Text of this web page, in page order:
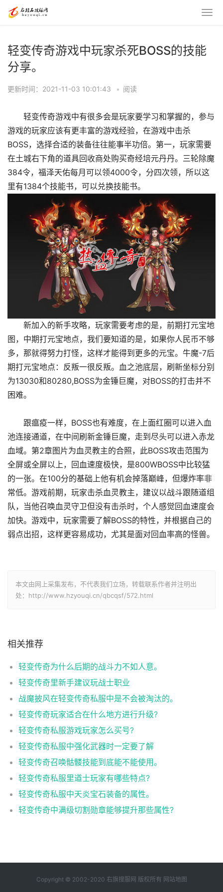
轻变传奇游戏中玩家杀死BOSS的技能
分享。
更新时间：2021-11-03 10:01:43 • 阅读
轻变传奇游戏中有很多会是玩家要学习和掌握的，参与
游戏的玩家应该有更丰富的游戏经验，在游戏中击杀
BOSS，选择合适的装备往往能事半功倍。第一，玩家需要
在土城右下角的道具回收商处购买奇经培元丹丹。三轮除魔
384令，福泽天佑每月可以领4000令，分四次领，所以这
里有1384个技能书，可以兑换技能书。
新加入的新手攻略，玩家需要考虑的是，前期打元宝地
图，中期打元宝地点，我们要知道的是，如果你人民币不够
多，那就得努力打怪，这样才能得到更多的元宝。牛魔-7后
期打元宝地点：反叛一很反叛。血之池底层，刷新坐标分别
为13030和80280,BOSS为金锤巨魔，对BOSS的打击并不
困难。
跟瘟疫一样，BOSS也有难度，在上面红圈可以进入血
池连接通道，在中间刷新金锤巨魔，走到尽头可以进入赤龙
血域。第2章图片为血灵教主的合照，此BOSS攻击范围为
全屏或全屏以上，回血速度极快，是800WBOSS中比较猛
的一张。在100分的基础上他有机会掉落巅峰，但爆炸率非
常低。游戏前期，玩家击杀血灵教主，建议以战斗跟随道组
队，当他召唤血灵守卫但没有击杀时，个人感觉回血速度会
加快。游戏中，玩家需要了解BOSS的特性，并根据自己的
弱点出招，这样更容易成功，尤其是面对回血率高的怪兽。
本文由网上采集发布，不代表我们立场，转载联系作者并注明出
处：http://www.hzyouqi.cn/qbcqsf/572.html
相关推荐
轻变传奇为什么后期的战斗力不如人意。
轻变传奇里新手建议玩战士职业
战魔披风在轻变传奇私服中是不会被淘汰的。
轻变传奇玩家适合在什么地方进行升级?
轻变传奇私服游戏玩家怎么买号?
轻变传奇私服中强化武器时一定要了解
轻变传奇召唤骷髅技能到底能不能使用。
轻变传奇私服里道士玩家有哪些特点?
轻变传奇私服中天炎宝石装备的属性。
轻变传奇中满级切割勋章能够提升那些属性?
Copyright © 2002-2020 右旗搜服网 版权所有 网站地图